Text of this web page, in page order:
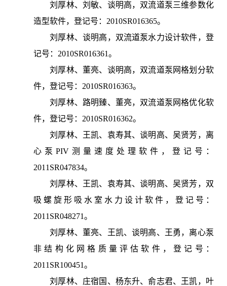
刘厚林、刘敏、谈明高，双流道泵三维参数化
造型软件，登记号：2010SR016365。
刘厚林、谈明高，双流道泵水力设计软件，登
记号：2010SR016361。
刘厚林、董亮、谈明高，双流道泵网格划分软
件，登记号：2010SR016363。
刘厚林、路明臻、董亮，双流道泵网格优化软
件，登记号：2010SR016362。
刘厚林、王凯、袁寿其、谈明高、吴贤芳，离
心泵PIV测量速度处理软件，登记号：
2011SR047834。
刘厚林、王凯、袁寿其、谈明高、吴贤芳，双
吸螺旋形吸水室水力设计软件，登记号：
2011SR048271。
刘厚林、董亮、王凯、谈明高、王勇，离心泵
非结构化网格质量评估软件，登记号：
2011SR100451。
刘厚林、庄宿国、杨东升、俞志君、王凯，叶